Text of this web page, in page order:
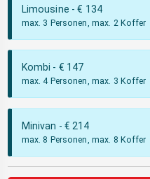
Limousine - € 134
max. 3 Personen, max. 2 Koffer
Kombi - € 147
max. 4 Personen, max. 3 Koffer
Minivan - € 214
max. 8 Personen, max. 8 Koffer